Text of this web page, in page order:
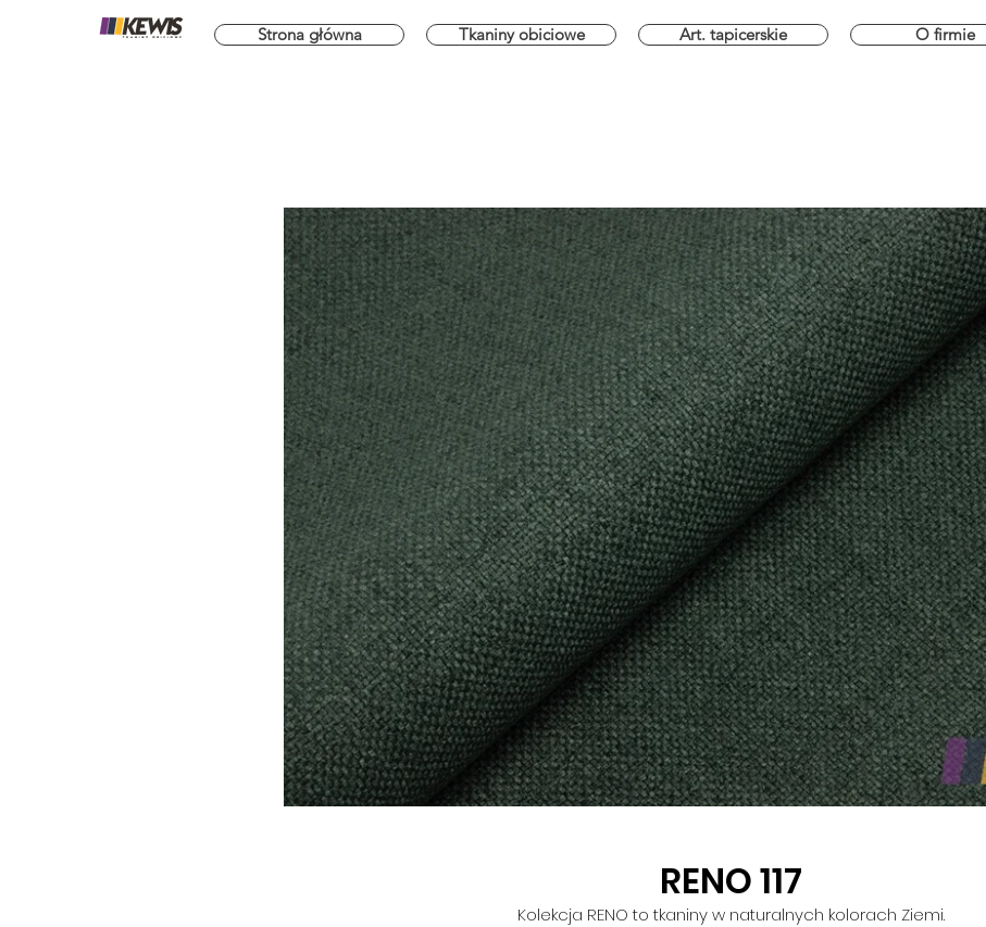
Strona główna Tkaniny obiciowe Art. tapicerskie O firmie
RENO 117
Kolekcja RENO to tkaniny w naturalnych kolorach Ziemi.